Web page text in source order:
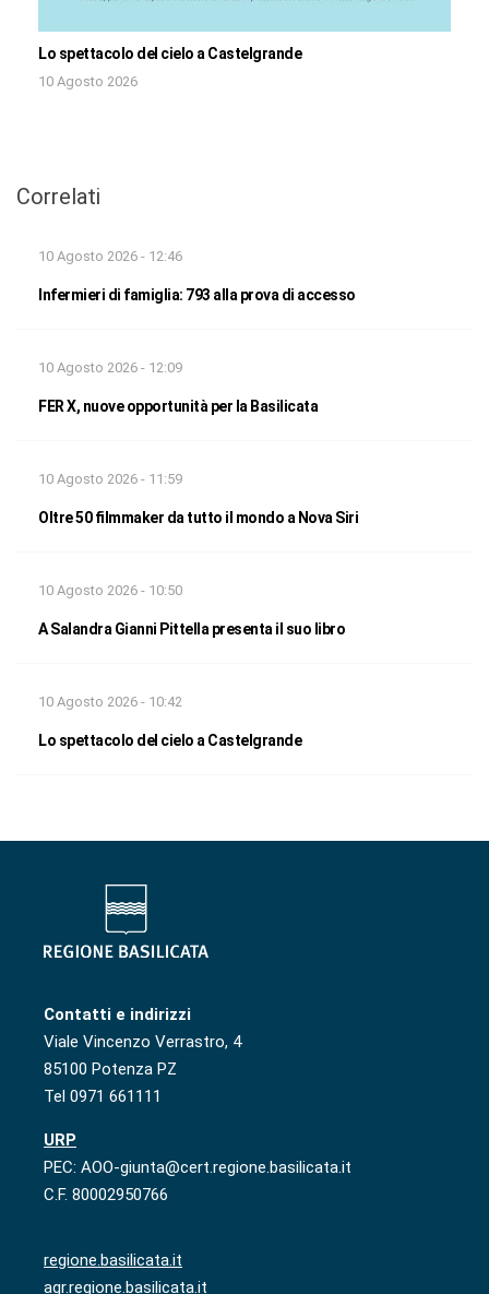
Lo spettacolo del cielo a Castelgrande
10 Agosto 2026
Correlati
10 Agosto 2026 - 12:46
Infermieri di famiglia: 793 alla prova di accesso
10 Agosto 2026 - 12:09
FER X, nuove opportunità per la Basilicata
10 Agosto 2026 - 11:59
Oltre 50 filmmaker da tutto il mondo a Nova Siri
10 Agosto 2026 - 10:50
A Salandra Gianni Pittella presenta il suo libro
10 Agosto 2026 - 10:42
Lo spettacolo del cielo a Castelgrande
Contatti e indirizzi
Viale Vincenzo Verrastro, 4
85100 Potenza PZ
Tel 0971 661111
URP
PEC: AOO-giunta@cert.regione.basilicata.it
C.F. 80002950766
regione.basilicata.it
agr.regione.basilicata.it